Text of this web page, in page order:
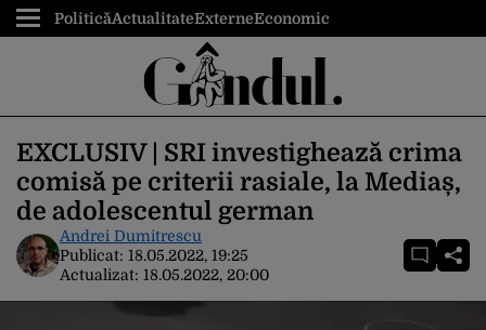
PoliticăActualitateExterneEconomic
EXCLUSIV | SRI investighează crima
comisă pe criterii rasiale, la Mediaș,
de adolescentul german
Andrei Dumitrescu
Publicat: 18.05.2022, 19:25
Actualizat: 18.05.2022, 20:00